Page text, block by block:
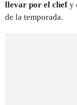
llevar por el chef y
de la temporada.